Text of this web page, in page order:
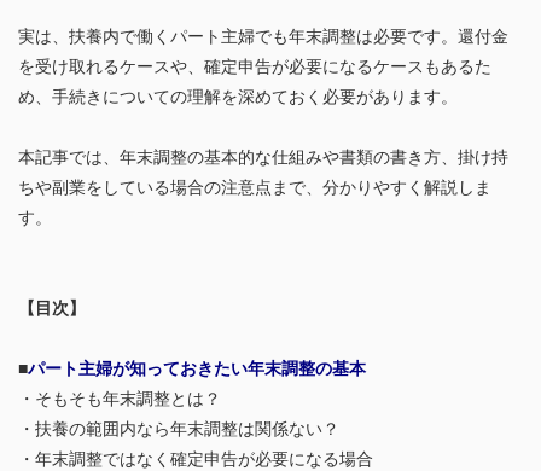
実は、扶養内で働くパート主婦でも年末調整は必要です。還付金
を受け取れるケースや、確定申告が必要になるケースもあるた
め、手続きについての理解を深めておく必要があります。
本記事では、年末調整の基本的な仕組みや書類の書き方、掛け持
ちや副業をしている場合の注意点まで、分かりやすく解説しま
す。
【目次】
■パート主婦が知っておきたい年末調整の基本
・そもそも年末調整とは？
・扶養の範囲内なら年末調整は関係ない？
・年末調整ではなく確定申告が必要になる場合